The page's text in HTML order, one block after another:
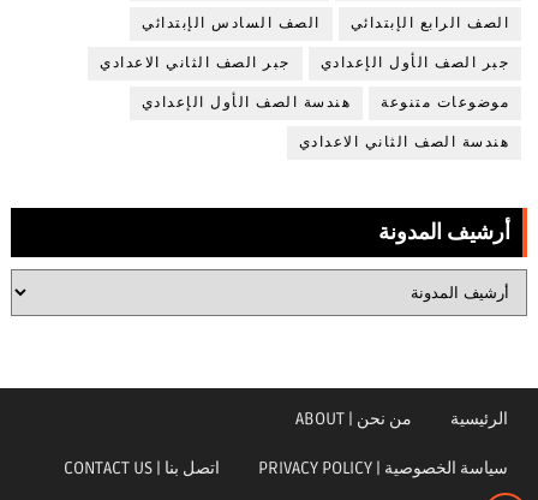
الصف الرابع الإبتدائي الصف السادس الإبتدائي
جبر الصف الأول الإعدادي جبر الصف الثاني الاعدادي
موضوعات متنوعة هندسة الصف الأول الإعدادي
هندسة الصف الثاني الاعدادي
أرشيف المدونة
الرئيسية من نحن | ABOUT
سياسة الخصوصية | PRIVACY POLICY اتصل بنا | CONTACT US